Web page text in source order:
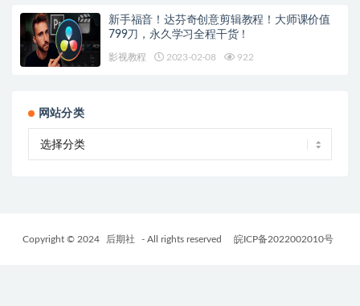
新手福音！达芬奇创意剪辑教程！大师课价值
799刀，永久学习全程干货！
影视教程 2023-02-08 922
网站分类
Copyright © 2024 后期社 - All rights reserved 皖ICP备2022002010号